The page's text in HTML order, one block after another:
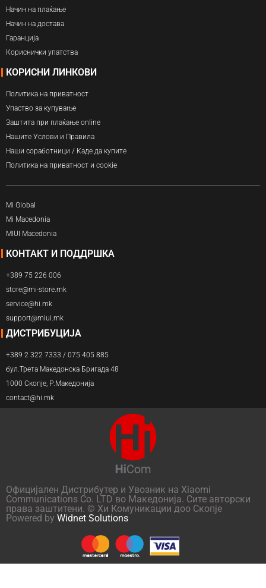
Начин на плаќање
Начин на достава
Гаранција
Кориснички упатства
КОРИСНИ ЛИНКОВИ
Политика на приватност
Упаство за купување
Заштита при плаќање online
Нашите Услови и Правила
Наши соработници / Каде да купите
Политика на приватност и cookie
Mi Global
Mi Macedonia
MIUI Macedonia
КОНТАКТ И ПОДДРШКА
+389 75 226 006
store@mi-store.mk
service@hi.mk
support@miui.mk
ДИСТРИБУЦИЈА
+389 2 322 7333 / 075 405 885
бул.Трета Македонска Бригада 48
1000 Скопје, Р.Македонија
contact@hi.mk
Официјален Дистрибутер и Увозник на Xiaomi
Communications Co. LTD во Македонија. Сите авторски
права заштитени. © Хи Комуникации доо Скопје
Powered by Widnet Solutions